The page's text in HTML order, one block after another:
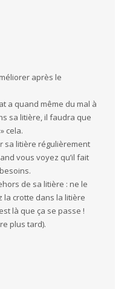
après le
a quand même du mal à
sa litière, il faudra que
cela.
sa litière régulièrement
vous voyez qu’il fait
de sa litière : ne le
la crotte dans la litière
là que ça se passe !
plus tard).